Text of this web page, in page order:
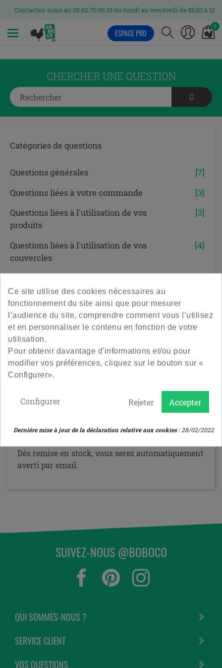
Contactez-nous au 05.62.70.86.19 du lundi au vendredi de 8h30 à 12h
0
ESPACE PRO
CHERCHER UNE QUESTION
Catégories de questions
Questions générales
[7]
Questions liées à votre commande
[3]
Questions liées à l'utilisation de vos
produits
[3]
Questions liées à l'utilisation de vos
couvercles
[4]
Comment savoir quand un
produit en rupture de stock sera
de nouveau disponible ?
il vous suffit de cliquer sur le champ de la fiche
produit si vous êtes déjà loggué, sinon d'inscrire
question.
Dès remise en stock, vous serez automatiquement
averti par email.
QUI SOMMES-NOUS ?
SERVICE CLIENT
VOS QUESTIONS
SUIVEZ-NOUS @BOBOCO
Ce site utilise des cookies nécessaires au
fonctionnement du site ainsi que pour mesurer
l’audience du site, comprendre comment vous l’utilisez
et en personnaliser le contenu en fonction de votre
utilisation.
Pour obtenir davantage d'informations et/ou pour
modifier vos préférences, cliquez sur le bouton sur «
Configurer».
Accepter
Rejeter
Configurer
Dernière mise à jour de la déclaration relative aux cookies :28/02/2022